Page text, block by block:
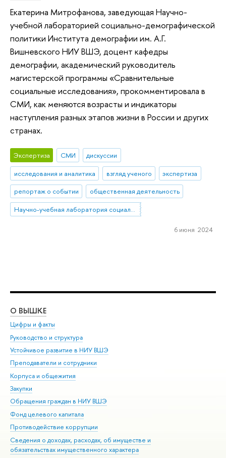
Екатерина Митрофанова, заведующая Научно-
учебной лабораторией социально-демографической
политики Института демографии им. А.Г.
Вишневского НИУ ВШЭ, доцент кафедры
демографии, академический руководитель
магистерской программы «Сравнительные
социальные исследования», прокомментировала в
СМИ, как меняются возрасты и индикаторы
наступления разных этапов жизни в России и других
странах.
Экспертиза СМИ
дискуссии
исследования и аналитика
взгляд ученого
экспертиза
репортаж о событии
общественная деятельность
Научно-учебная лаборатория социально-демографической политики
6 июня 2024
О ВЫШКЕ
Цифры и факты
Руководство и структура
Устойчивое развитие в НИУ ВШЭ
Преподаватели и сотрудники
Корпуса и общежития
Закупки
Обращения граждан в НИУ ВШЭ
Фонд целевого капитала
Противодействие коррупции
Сведения о доходах, расходах, об имуществе и
обязательствах имущественного характера